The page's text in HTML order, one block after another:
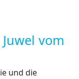
vom
und die